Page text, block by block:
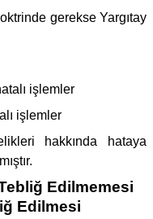
gerekse Yargıtay
işlemler
işlemler
hakkında hataya
Edilmemesi
Edilmesi